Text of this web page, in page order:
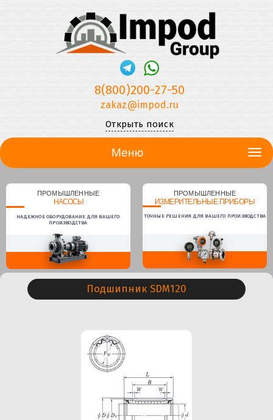
8(800)200-27-50
zakaz@impod.ru
Открыть поиск
Меню
ПРОМЫШЛЕННЫЕ
НАСОСЫ
НАДЕЖНОЕ ОБОРУДОВАНИЕ ДЛЯ ВАШЕГО
ПРОИЗВОДСТВА
ПРОМЫШЛЕННЫЕ
ИЗМЕРИТЕЛЬНЫЕ ПРИБОРЫ
ТОЧНЫЕ РЕШЕНИЯ ДЛЯ ВАШЕГО ПРОИЗВОДСТВА
Подшипник SDM120